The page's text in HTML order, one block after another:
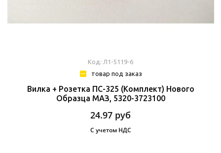
Код: Л1-5119-6
товар под заказ
Вилка + Розетка ПС-325 (комплект) Нового
Образца МАЗ, 5320-3723100
24.97 руб
С учетом НДС